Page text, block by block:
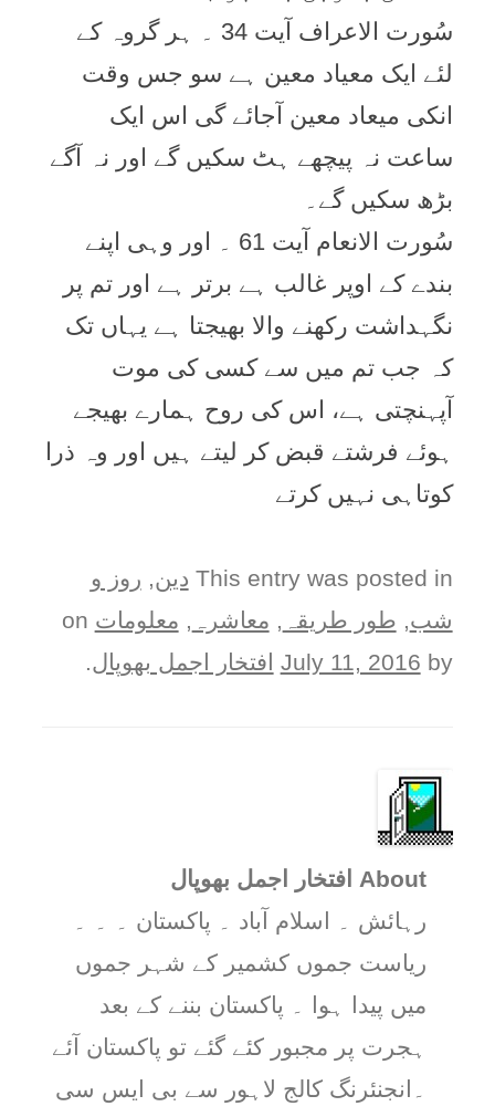
سُورت الاعراف آیت 34 ۔ ہر گروہ کے
لئے ایک معیاد معین ہے سو جس وقت
انکی میعاد معین آجائے گی اس ایک
ساعت نہ پیچھے ہٹ سکیں گے اور نہ آگے
بڑھ سکیں گے۔
سُورت الانعام آیت 61 ۔ اور وہی اپنے
بندے کے اوپر غالب ہے برتر ہے اور تم پر
نگہداشت رکھنے والا بھیجتا ہے یہاں تک
کہ جب تم میں سے کسی کی موت
آپہنچتی ہے، اس کی روح ہمارے بھیجے
ہوئے فرشتے قبض کر لیتے ہیں اور وہ ذرا
کوتاہی نہیں کرتے
This entry was posted in دین, روز و
شب, طور طريقہ , معاشرہ , معلومات
July 11, 2016 by افتخار اجمل بھوپال.
About افتخار اجمل بھوپال
رہائش ۔ اسلام آباد ۔ پاکستان ۔ ۔ ۔
ریاست جموں کشمیر کے شہر جموں
میں پیدا ہوا ۔ پاکستان بننے کے بعد
ہجرت پر مجبور کئے گئے تو پاکستان آئے
۔انجنئرنگ کالج لاہور سے بی ایس سی